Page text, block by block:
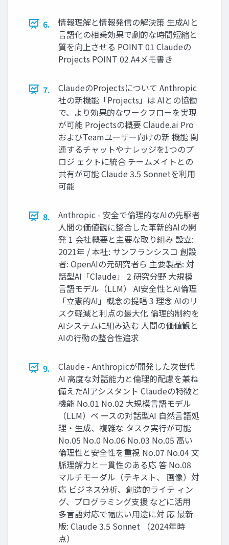
6.
情報理解と情報発信の解決策 生成AIと
言語化の相乗効果で劇的な時間短縮と
質を向上させる POINT 01 Claudeの
Projects POINT 02 A4メモ書き
7.
ClaudeのProjectsについて Anthropic
社の新機能「Projects」は AIとの協働
で、より効果的なワークフローを実現
が可能 Projectsの概要 Claude.ai Pro
およびTeamユーザー向けの新 機能 関
連するチャットやナレッジを1つのプ
ロジ ェクトに統合 チームメイトとの
共有が可能 Claude 3.5 Sonnetを利用
可能
8.
Anthropic - 安全で倫理的なAIの先駆者
人間の価値観に整合した革新的AIの開
発 1 会社概要と主要な取り組み 設立:
2021年 / 本社: サンフランシスコ 創設
者: OpenAIの元研究者ら 主要製品: 対
話型AI「Claude」 2 研究分野 大規模
言語モデル（LLM） AI安全性とAI倫理
「立憲的AI」概念の提唱 3 理念 AIのリ
スク軽減と利点の最大化 倫理的制約を
AIシステムに組み込む 人間の価値観と
AIの行動の整合性追求
9.
Claude - Anthropicが開発した次世代
AI 高度な対話能力と倫理的配慮を兼ね
備えたAIアシスタント Claudeの特徴と
機能 No.01 No.02 大規模言語モデル
（LLM）ベ ースの対話型AI 自然言語処
理・生成、複雑な タスク実行が可能
No.05 No.0 No.06 No.03 No.05 高い
倫理性と安全性を重視 No.07 No.04 文
脈理解力と一貫性のある応 答 No.08
マルチモーダル（テキスト、 画像）対
応 ビジネス分析、創造的ライテ ィン
グ、プログラミング支援 などに活用
多言語対応で幅広い用途に対 応 最新
版: Claude 3.5 Sonnet （2024年時
点）